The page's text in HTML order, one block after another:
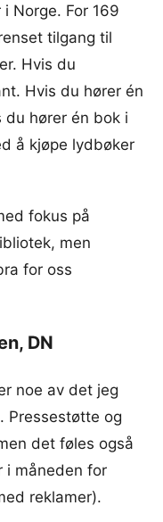
Norge. For 169
tilgang til
Hvis du
Hvis du hører én
du hører én bok i
å kjøpe lydbøker
fokus på
men
for oss
DN
noe av det jeg
Pressestøtte og
det føles også
i måneden for
reklamer).